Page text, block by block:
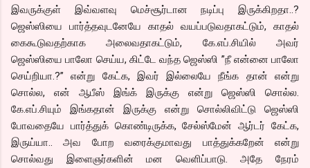
இவருக்குள் இவ்வளவு மெச்சூர்டான நடிப்பு இருக்கிறதா..?
ஜெஸ்ஸியை பார்த்தவுடனேயே காதல் வயப்படுவதாகட்டும், காதல்
கைகூடுவதற்காக அலைவதாகட்டும், கே.எப்.சியில் அவர்
ஜெஸ்ஸியை பாலோ செய்ய, கிட்டே வந்த ஜெஸ்ஸி ”நீ என்னை பாலோ
செய்றியா.?” என்று கேட்க, இவர் இல்லையே நீங்க தான் என்று
சொல்ல, என் ஆபீஸ் இங்க் இருக்கு என்று ஜெஸ்ஸி சொல்ல.
கே.எப்.சியும் இங்கதான் இருக்கு என்று சொல்லிவிட்டு ஜெஸ்ஸி
போவதையே பார்த்துக் கொண்டிருக்க, சேல்ஸ்மேன் ஆர்டர் கேட்க,
இருய்யா.. அவ போற வரைக்குமாவது பாத்துக்கறேன் என்று
சொல்வது இளைஞர்களின் மன வெளிப்பாடு. அதே நேரம்